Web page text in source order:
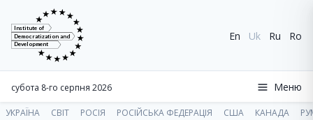
Institute of
Democratization and
Development
En Uk Ru Ro
субота 8-го серпня 2026 Меню
УКРАЇНА СВІТ РОСІЯ РОСІЙСЬКА ФЕДЕРАЦІЯ США КАНАДА